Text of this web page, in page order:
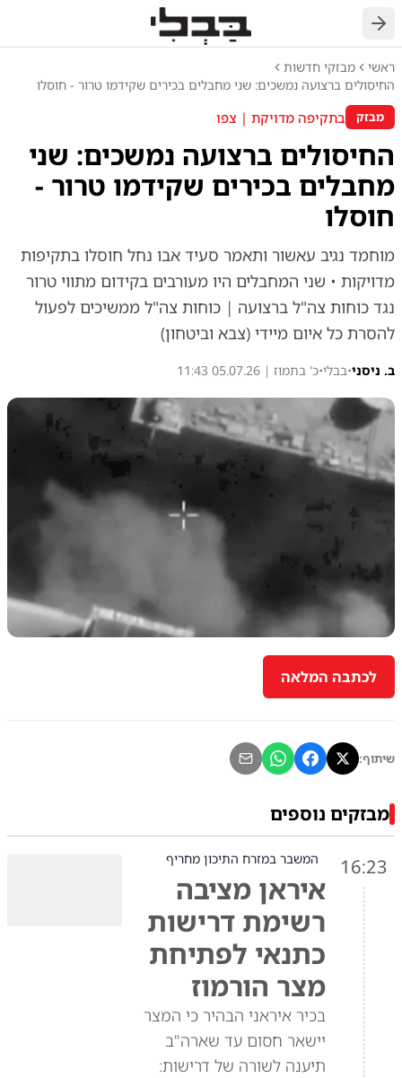
חזרה
ראשי
מבזקי חדשות
החיסולים ברצועה נמשכים: שני מחבלים בכירים שקידמו טרור - חוסלו
מבזק בתקיפה מדויקת | צפו
החיסולים ברצועה נמשכים: שני
מחבלים בכירים שקידמו טרור -
חוסלו
מוחמד נגיב עאשור ותאמר סעיד אבו נחל חוסלו בתקיפות
מדויקות • שני המחבלים היו מעורבים בקידום מתווי טרור
נגד כוחות צה"ל ברצועה | כוחות צה"ל ממשיכים לפעול
להסרת כל איום מיידי (צבא וביטחון)
ב. ניסני•בבלי•כ' בתמוז | 05.07.26 11:43
לכתבה המלאה
שיתוף:
מבזקים נוספים
16:23 המשבר במזרח התיכון מחריף
איראן מציבה
רשימת דרישות
כתנאי לפתיחת
מצר הורמוז
בכיר איראני הבהיר כי המצר
יישאר חסום עד שארה"ב
תיענה לשורה של דרישות: